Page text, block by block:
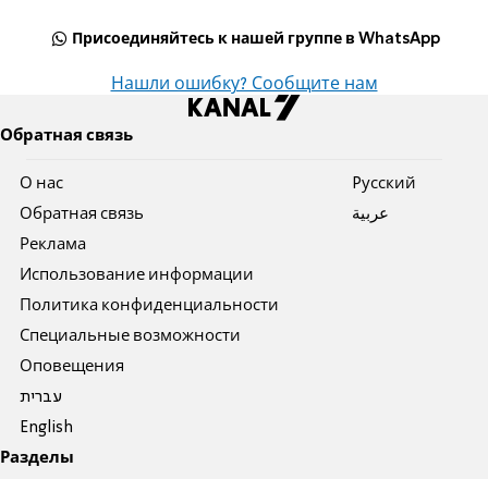
Присоединяйтесь к нашей группе в WhatsApp
Нашли ошибку? Сообщите нам
Обратная связь
О нас
Обратная связь
Реклама
Использование информации
Политика конфиденциальности
Специальные возможности
Оповещения
עברית
English
Pусский
عربية
Разделы